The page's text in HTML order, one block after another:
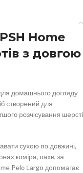
Home
з довгою
домашнього догляду
створений для
розчісування шерсті
сухою по довжині,
коміра, пахв, за
Pelo Largo допомагає